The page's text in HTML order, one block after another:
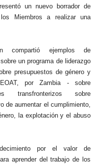
un nuevo borrador de
Miembros a realizar una
compartió ejemplos de
un programa de liderazgo
presupuestos de género y
por Zambia - sobre
transfronterizos sobre
de aumentar el cumplimiento,
la explotación y el abuso
por el valor de
aprender del trabajo de los